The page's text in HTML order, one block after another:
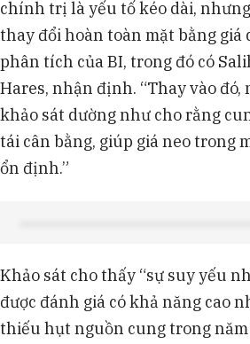
chính trị là yếu tố kéo dài,
thay đổi hoàn toàn mặt bằng giá
phân tích của BI, trong đó có
Hares, nhận định. “Thay vào đó,
khảo sát dường như cho rằng
tái cân bằng, giúp giá neo trong
ổn định.”
Khảo sát cho thấy “sự suy yếu
được đánh giá có khả năng cao
thiếu hụt nguồn cung trong năm